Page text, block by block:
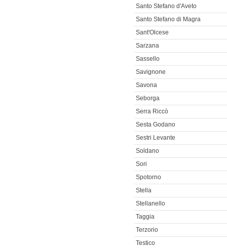
Santo Stefano d'Aveto
Santo Stefano di Magra
Sant'Olcese
Sarzana
Sassello
Savignone
Savona
Seborga
Serra Riccò
Sesta Godano
Sestri Levante
Soldano
Sori
Spotorno
Stella
Stellanello
Taggia
Terzorio
Testico